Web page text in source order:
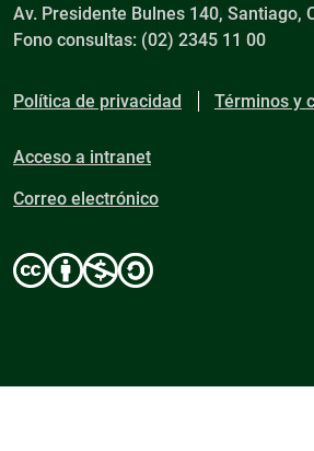
Av. Presidente Bulnes 140, Santiago,
Fono consultas: (02) 2345 11 00
Política de privacidad Términos y
Acceso a intranet
Correo electrónico